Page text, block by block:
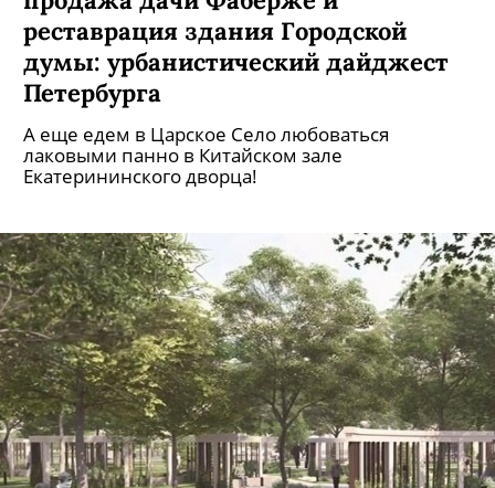
реставрация здания Городской
думы: урбанистический дайджест
Петербурга
А еще едем в Царское Село любоваться
лаковыми панно в Китайском зале
Екатерининского дворца!